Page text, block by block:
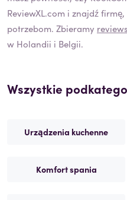
ReviewXL.com i znajdź
potrzebom. Zbieramy reviews
w Holandii i Belgii.
Wszystkie
Urządzenia kuchenne
Komfort spania